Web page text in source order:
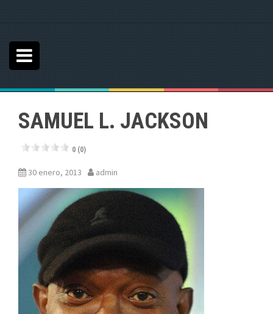
SAMUEL L. JACKSON
0 (0)
30 enero, 2013 admin